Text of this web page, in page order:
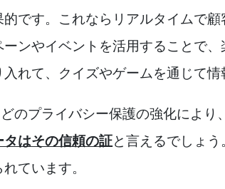
です。これならリアルタイムで
ンやイベントを活用することで
れて、クイズやゲームを通じて情
のプライバシー保護の強化によ
はその信頼の証と言えるでしょ
ています。